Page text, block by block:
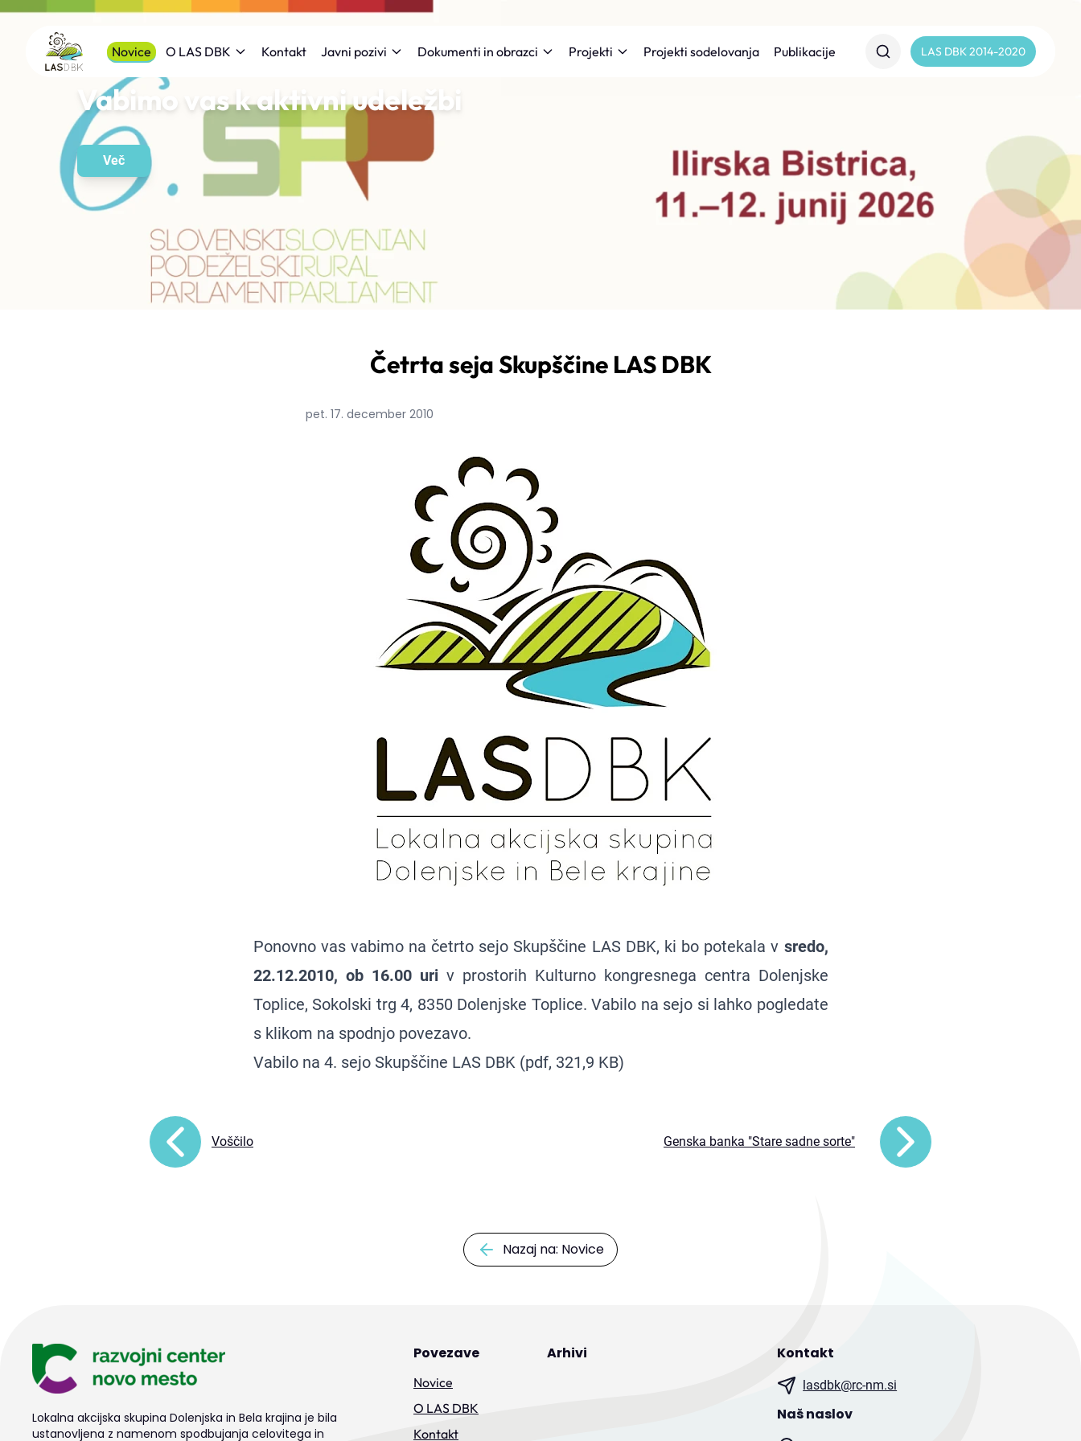
Vabimo vas k aktivni udeležbi
Več
Novice O LAS DBK Kontakt Javni pozivi Dokumenti in obrazci Projekti Projekti sodelovanja Publikacije LAS DBK 2014-2020
Četrta seja Skupščine LAS DBK
pet. 17. december 2010
Ponovno vas vabimo na četrto sejo Skupščine LAS DBK, ki bo potekala v sredo,
22.12.2010, ob 16.00 uriv prostorih Kulturno kongresnega centra Dolenjske
Toplice, Sokolski trg 4, 8350 Dolenjske Toplice. Vabilo na sejo si lahko pogledate
s klikom na spodnjo povezavo.
Vabilo na 4. sejo Skupščine LAS DBK (pdf, 321,9 KB)
Voščilo Genska banka "Stare sadne sorte"
Nazaj na: Novice
Lokalna akcijska skupina Dolenjska in Bela krajina je bila
ustanovljena z namenom spodbujanja celovitega in
Povezave
Novice
O LAS DBK
Kontakt
Arhivi Kontakt
lasdbk@rc-nm.si
Naš naslov